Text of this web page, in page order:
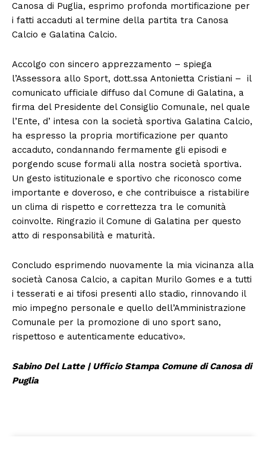
Canosa di Puglia, esprimo profonda mortificazione per
i fatti accaduti al termine della partita tra Canosa
Calcio e Galatina Calcio.
Accolgo con sincero apprezzamento – spiega
l’Assessora allo Sport, dott.ssa Antonietta Cristiani – il
comunicato ufficiale diffuso dal Comune di Galatina, a
firma del Presidente del Consiglio Comunale, nel quale
l’Ente, d’ intesa con la società sportiva Galatina Calcio,
ha espresso la propria mortificazione per quanto
accaduto, condannando fermamente gli episodi e
porgendo scuse formali alla nostra società sportiva.
Un gesto istituzionale e sportivo che riconosco come
importante e doveroso, e che contribuisce a ristabilire
un clima di rispetto e correttezza tra le comunità
coinvolte. Ringrazio il Comune di Galatina per questo
atto di responsabilità e maturità.
Concludo esprimendo nuovamente la mia vicinanza alla
società Canosa Calcio, a capitan Murilo Gomes e a tutti
i tesserati e ai tifosi presenti allo stadio, rinnovando il
mio impegno personale e quello dell’Amministrazione
Comunale per la promozione di uno sport sano,
rispettoso e autenticamente educativo».
Sabino Del Latte | Ufficio Stampa Comune di Canosa di
Puglia